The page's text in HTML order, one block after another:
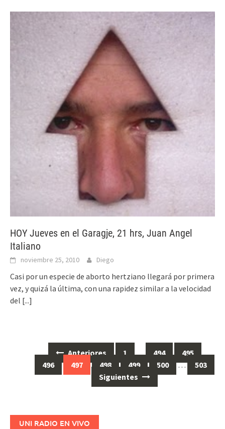
HOY Jueves en el Garagje, 21 hrs, Juan Angel
Italiano
noviembre 25, 2010 Diego
Casi por un especie de aborto hertziano llegará por primera
vez, y quizá la última, con una rapidez similar a la velocidad
del [...]
Anteriores 1 … 494
495
496
497 498 499 500 …
503
Siguientes
UNI RADIO EN VIVO